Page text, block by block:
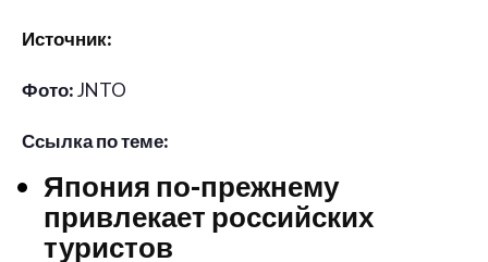
Источник:
Фото:JNTO
Ссылка по теме:
Япония по-прежнему
привлекает российских
туристов